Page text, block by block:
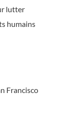
lutter
humains
Francisco